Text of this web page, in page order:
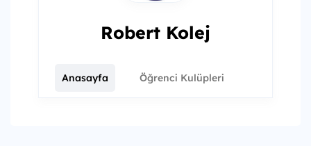
Robert Kolej
Anasayfa Öğrenci Kulüpleri